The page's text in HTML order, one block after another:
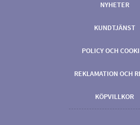
NYHETER
KUNDTJÄNST
POLICY OCH
REKLAMATION OCH
KÖPVILLKOR